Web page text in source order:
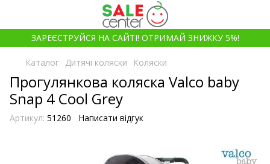
ЗАРЕЄСТРУЙСЯ НА САЙТІ! ОТРИМАЙ ЗНИЖКУ 5%!
Каталог Дитячі коляски Коляски
Прогулянкова коляска Valco baby
Snap 4 Cool Grey
Артикул: 51260 Написати відгук